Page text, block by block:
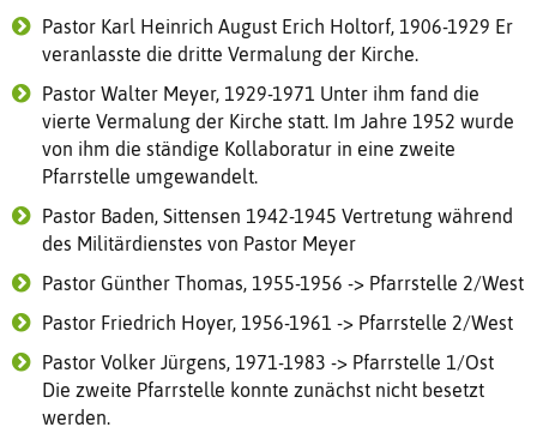
Pastor Karl Heinrich August Erich Holtorf, 1906-1929 Er
veranlasste die dritte Vermalung der Kirche.
Pastor Walter Meyer, 1929-1971 Unter ihm fand die
vierte Vermalung der Kirche statt. Im Jahre 1952 wurde
von ihm die ständige Kollaboratur in eine zweite
Pfarrstelle umgewandelt.
Pastor Baden, Sittensen 1942-1945 Vertretung während
des Militärdienstes von Pastor Meyer
Pastor Günther Thomas, 1955-1956 -> Pfarrstelle 2/West
Pastor Friedrich Hoyer, 1956-1961 -> Pfarrstelle 2/West
Pastor Volker Jürgens, 1971-1983 -> Pfarrstelle 1/Ost
Die zweite Pfarrstelle konnte zunächst nicht besetzt
werden.